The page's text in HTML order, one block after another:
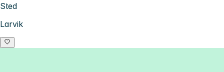
Sted
Larvik